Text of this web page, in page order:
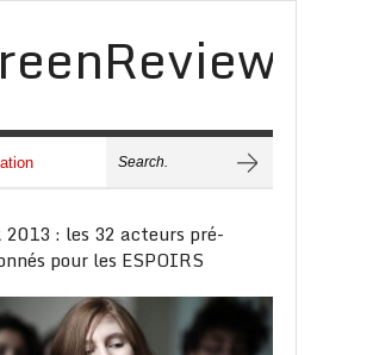
2013 : les 32 acteurs pré-
pour les ESPOIRS